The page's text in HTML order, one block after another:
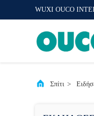
WUXI OUCO
Σπίτι >